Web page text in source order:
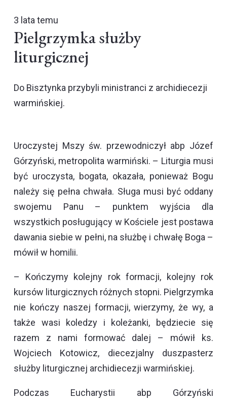
3 lata temu
Pielgrzymka służby
liturgicznej
Do Bisztynka przybyli ministranci z archidiecezji
warmińskiej.
Uroczystej Mszy św. przewodniczył abp Józef
Górzyński, metropolita warmiński. – Liturgia musi
być uroczysta, bogata, okazała, ponieważ Bogu
należy się pełna chwała. Sługa musi być oddany
swojemu Panu – punktem wyjścia dla
wszystkich posługujący w Kościele jest postawa
dawania siebie w pełni, na służbę i chwałę Boga –
mówił w homilii.
– Kończymy kolejny rok formacji, kolejny rok
kursów liturgicznych różnych stopni. Pielgrzymka
nie kończy naszej formacji, wierzymy, że wy, a
także wasi koledzy i koleżanki, będziecie się
razem z nami formować dalej – mówił ks.
Wojciech Kotowicz, diecezjalny duszpasterz
służby liturgicznej archidiecezji warmińskiej.
Podczas Eucharystii abp Górzyński